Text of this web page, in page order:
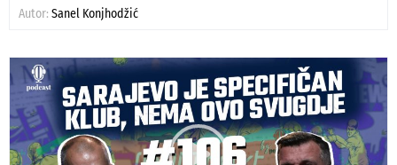
Autor: Sanel Konjhodžić